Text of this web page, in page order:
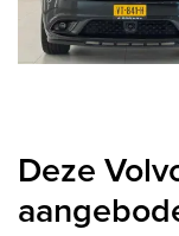
Deze